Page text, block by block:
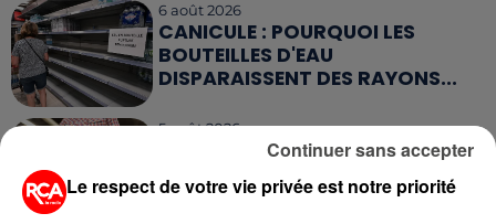
6 août 2026
CANICULE : POURQUOI LES
BOUTEILLES D'EAU
DISPARAISSENT DES RAYONS...
5 août 2026
MANGER SAINEMENT COÛTE 25 %
PLUS CHER QU'IL Y A CINQ ANS,
ALERTE L’ONU
Le respect de votre vie privée est notre priorité
Continuer sans accepter